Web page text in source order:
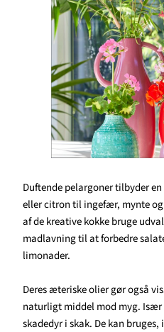
Duftende pelargoner tilbyder
eller citron til ingefær, mynte
af de kreative kokke bruge
madlavning til at forbedre
limonader.
Deres æteriske olier gør også
naturligt middel mod myg.
skadedyr i skak. De kan